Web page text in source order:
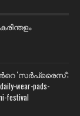
'സര്‍പ്രൈസ്';
wear-pads-
festival